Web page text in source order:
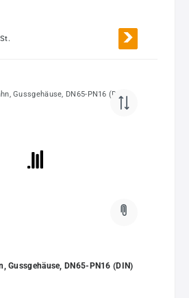
Gussgehäuse, DN65-PN16 (DIN)